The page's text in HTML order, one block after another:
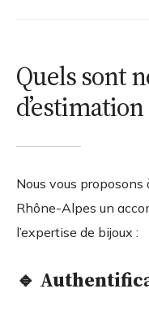
Quels sont
Nous vous
Rhône-Alpes un
l’expertise de bijoux :
🔹